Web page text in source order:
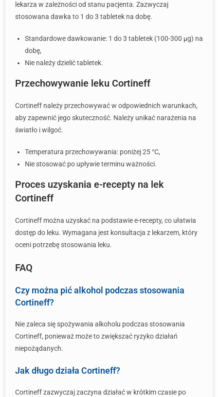
lekarza w zależności od stanu pacjenta. Zazwyczaj
stosowana dawka to 1 do 3 tabletek na dobę.
Standardowe dawkowanie: 1 do 3 tabletek (100-300 μg) na
dobę,
Nie należy dzielić tabletek.
Przechowywanie leku Cortineff
Cortineff należy przechowywać w odpowiednich warunkach,
aby zapewnić jego skuteczność. Należy unikać narażenia na
światło i wilgoć.
Temperatura przechowywania: poniżej 25 °C,
Nie stosować po upływie terminu ważności.
Proces uzyskania e-recepty na lek
Cortineff
Cortineff można uzyskać na podstawie e-recepty, co ułatwia
dostęp do leku. Wymagana jest konsultacja z lekarzem, który
oceni potrzebę stosowania leku.
FAQ
Czy można pić alkohol podczas stosowania
Cortineff?
Nie zaleca się spożywania alkoholu podczas stosowania
Cortineff, ponieważ może to zwiększać ryzyko działań
niepożądanych.
Jak długo działa Cortineff?
Cortineff zazwyczaj zaczyna działać w krótkim czasie po